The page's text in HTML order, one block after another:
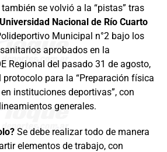
se volvió a la “pistas” tras
Universidad Nacional de Río Cuarto
Municipal n°2 bajo los
aprobados en la
Regional del pasado 31 de agosto,
para la “Preparación física
instituciones deportivas”, con
generales.
Se debe realizar todo de manera
elementos de trabajo, con